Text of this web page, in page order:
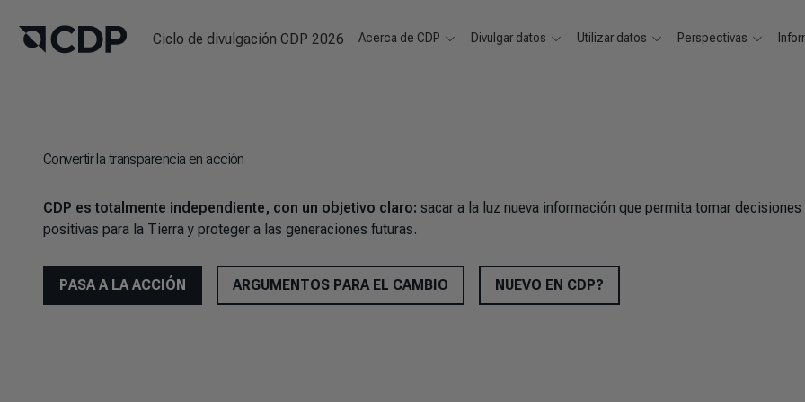
Ciclo de divulgación CDP 2026 Acerca de CDP Divulgar datos Utilizar datos Perspectivas
Convertir la transparencia en acción
CDP es totalmente independiente, con un objetivo claro: sacar a la luz nueva información que permita tomar decisiones
positivas para la Tierra y proteger a las generaciones futuras.
PASA A LA ACCIÓN ARGUMENTOS PARA EL CAMBIO NUEVO EN CDP?